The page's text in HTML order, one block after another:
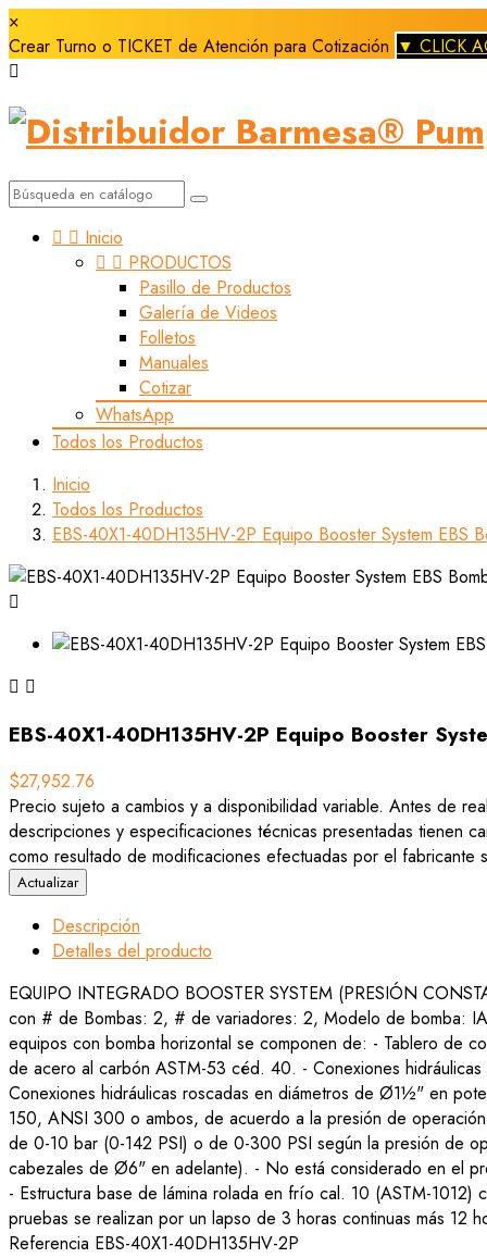
×
Crear Turno o TICKET de Atención para Cotización ▼ CLICK

  Inicio
  PRODUCTOS
Pasillo de Productos
Galería de Videos
Folletos
Manuales
Cotizar
WhatsApp
Todos los Productos
Inicio
Todos los Productos
EBS-40X1-40DH135HV-2P Equipo Booster System EBS

 
EBS-40X1-40DH135HV-2P Equipo Booster
$27,952.76
Precio sujeto a cambios y a disponibilidad variable. Antes de
descripciones y especificaciones técnicas presentadas tienen
como resultado de modificaciones efectuadas por el fabricante
Descripción
Detalles del producto
EQUIPO INTEGRADO BOOSTER SYSTEM (PRESIÓN
con # de Bombas: 2, # de variadores: 2, Modelo de bomba:
equipos con bomba horizontal se componen de: - Tablero de
de acero al carbón ASTM-53 céd. 40. - Conexiones
Conexiones hidráulicas roscadas en diámetros de Ø1½" en
150, ANSI 300 o ambos, de acuerdo a la presión de
de 0-10 bar (0-142 PSI) o de 0-300 PSI según la presión de
cabezales de Ø6" en adelante). - No está considerado en el
- Estructura base de lámina rolada en frío cal. 10 (ASTM-
pruebas se realizan por un lapso de 3 horas continuas más
Referencia EBS-40X1-40DH135HV-2P